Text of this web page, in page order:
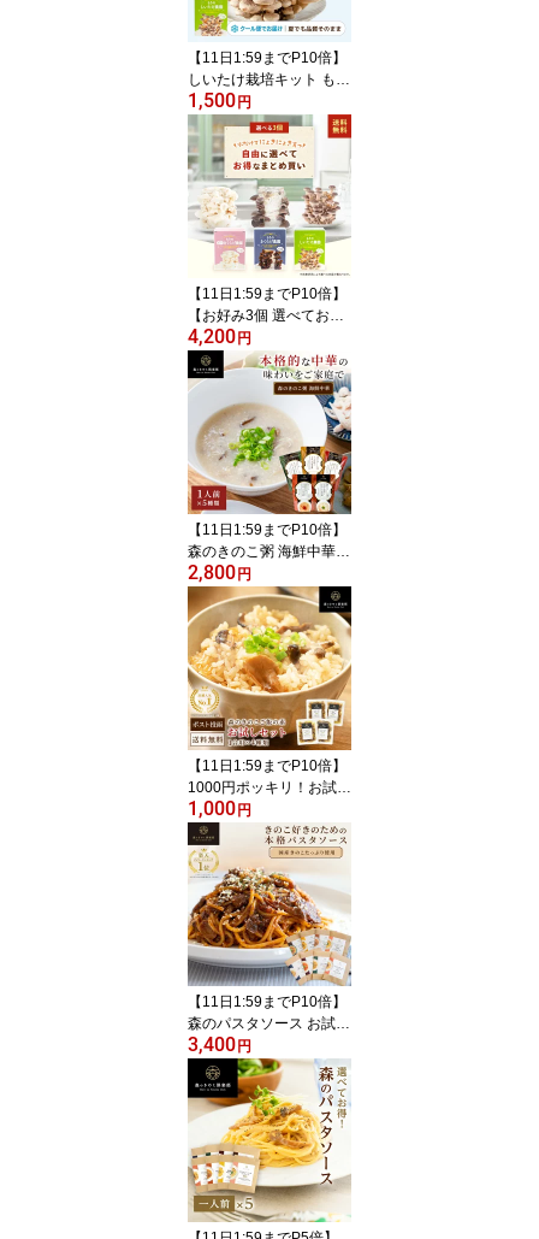
ミンD 自由研究 小学生
栄養 夏休み
【11日1:59までP10倍】
しいたけ栽培キット もり
のしいたけ農園｜クール
便｜椎茸 きのこ栽培 栽
培セット 栽培キット 食
育 食育キット 収穫体験
家庭菜園 初心者 子供 自
由研究 ギフト プレゼン
ト 菌床 室内栽培 生しい
たけ 体験キット きのこ
狩り 森産業
1,500円
【11日1:59までP10倍】
【お好み3個 選べてお
得】きのこ栽培キット 農
園3個チョイス（化粧箱
付）｜キノコ栽培 きのこ
栽培 しいたけ 椎茸 シイ
タケ きくらげ キクラゲ
木耳 きのこ栽培キット
家庭菜園 自由研究 野菜
菌床 食育 まとめ買い 送
料無料
4,200円
【11日1:59までP10倍】
森のきのこ粥 海鮮中華
お試しセット【1人前×5
種類】300g 送料無料｜
国産 中華粥 海鮮中華粥
おかゆ お粥 レトルト 簡
単調理 国産米 高級 非常
食 中華 粥 食べ比べ 食欲
がない時 食欲 朝ごはん
高齢者 食事 朝食 ギフト
快気祝い
2,800円
【11日1:59までP10倍】
1000円ポッキリ！お試し
セット【1合用】森のき
のこご飯の素 送料無料｜
炊き込みご飯 釜飯 炊き
込みご飯の素 レトルト
パウチ お取り寄せ レト
ルト食品 常温保存 舞茸
椎茸 しめじ 国産 一人暮
らし 和食 キノコ 簡単調
理 時短 1合
1,000円
【11日1:59までP10倍】
森のパスタソース お試し
セット【1人前×8種類】
送料無料｜きのこ屋特製
パスタソース きのこスパ
ゲティ きのこパスタ レ
トルト 国産きのこ ギフ
ト 贈り物 スパゲティ ス
パゲティー パスタソース
きのこ ボロネーゼ パス
タ ソース
3,400円